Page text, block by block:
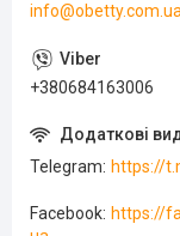
+380684163006
Telegram https://
Facebook https://